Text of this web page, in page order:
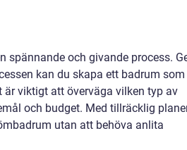
spännande och givande process.
kan du skapa ett badrum
viktigt att överväga vilken typ av
och budget. Med tillräcklig
utan att behöva anlita